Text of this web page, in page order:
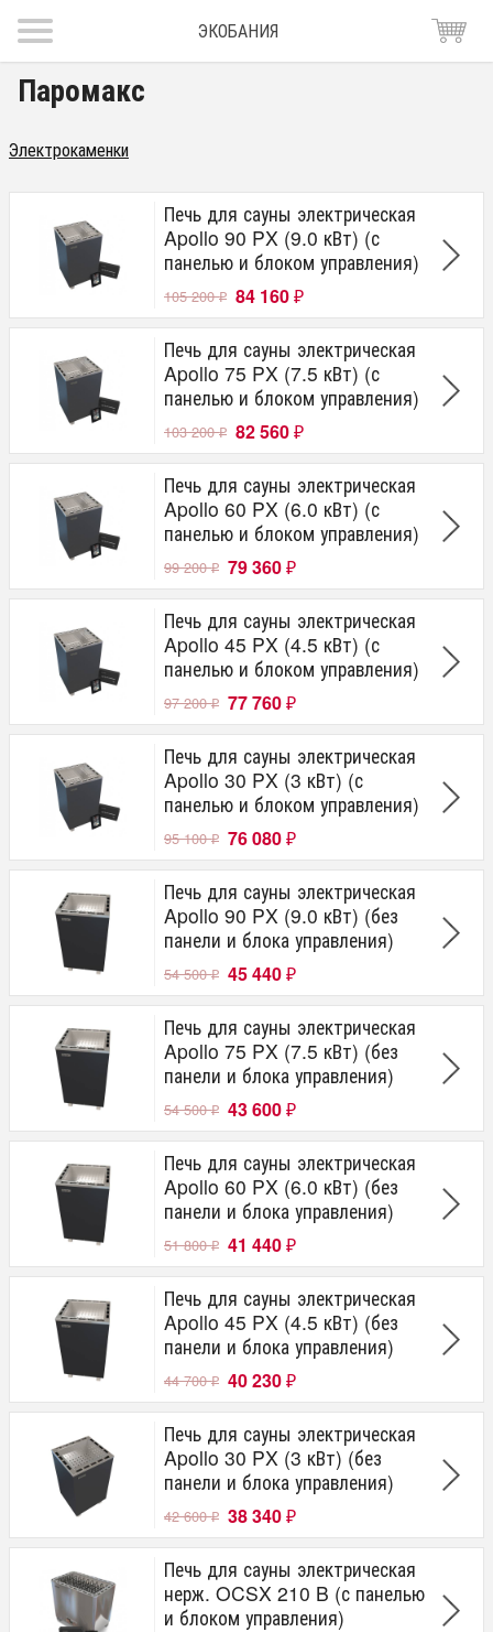
ЭКОБАНИЯ
Паромакс
Электрокаменки
Печь для сауны электрическая
Apollo 90 PX (9.0 кВт) (с
панелью и блоком управления)
105 200₽ 84 160 ₽
Печь для сауны электрическая
Apollo 75 PX (7.5 кВт) (с
панелью и блоком управления)
103 200₽ 82 560 ₽
Печь для сауны электрическая
Apollo 60 PX (6.0 кВт) (с
панелью и блоком управления)
99 200₽ 79 360 ₽
Печь для сауны электрическая
Apollo 45 PX (4.5 кВт) (с
панелью и блоком управления)
97 200₽ 77 760 ₽
Печь для сауны электрическая
Apollo 30 PX (3 кВт) (с
панелью и блоком управления)
95 100₽ 76 080 ₽
Печь для сауны электрическая
Apollo 90 PX (9.0 кВт) (без
панели и блока управления)
54 500₽ 45 440 ₽
Печь для сауны электрическая
Apollo 75 PX (7.5 кВт) (без
панели и блока управления)
54 500₽ 43 600 ₽
Печь для сауны электрическая
Apollo 60 PX (6.0 кВт) (без
панели и блока управления)
51 800₽ 41 440 ₽
Печь для сауны электрическая
Apollo 45 PX (4.5 кВт) (без
панели и блока управления)
44 700₽ 40 230 ₽
Печь для сауны электрическая
Apollo 30 PX (3 кВт) (без
панели и блока управления)
42 600₽ 38 340 ₽
Печь для сауны электрическая
нерж. OCSX 210 B (с панелью
и блоком управления)